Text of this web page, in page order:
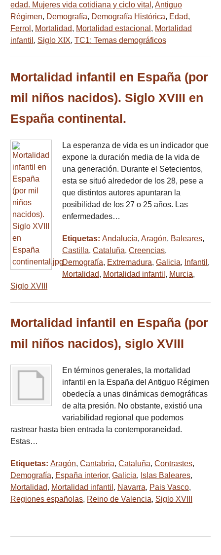
edad. Mujeres vida cotidiana y ciclo vital , Antiguo
Régimen, Demografía, Demografía Histórica, Edad,
Ferrol , Mortalidad, Mortalidad estacional , Mortalidad
infantil , Siglo XIX, TC1: Temas demográficos
Mortalidad infantil en España (por
mil niños nacidos). Siglo XVIII en
España continental.
La esperanza de vida es un indicador que
expone la duración media de la vida de
una generación. Durante el Setecientos,
esta se situó alrededor de los 28, pese a
que distintos autores apuntaran la
posibilidad de los 27 o 25 años. Las
enfermedades…
Etiquetas: Andalucía, Aragón, Baleares,
Castilla, Cataluña, Creencias,
Demografía, Extremadura, Galicia, Infantil ,
Mortalidad, Mortalidad infantil , Murcia,
Siglo XVIII
Mortalidad infantil en España (por
mil niños nacidos), siglo XVIII
En términos generales, la mortalidad
infantil en la España del Antiguo Régimen
obedecía a unas dinámicas demográficas
de alta presión. No obstante, existió una
variabilidad regional que podemos
rastrear hasta bien entrada la contemporaneidad.
Estas…
Etiquetas: Aragón, Cantabria, Cataluña, Contrastes,
Demografía, España interior, Galicia, Islas Baleares,
Mortalidad, Mortalidad infantil , Navarra, Pais Vasco,
Regiones españolas, Reino de Valencia, Siglo XVIII